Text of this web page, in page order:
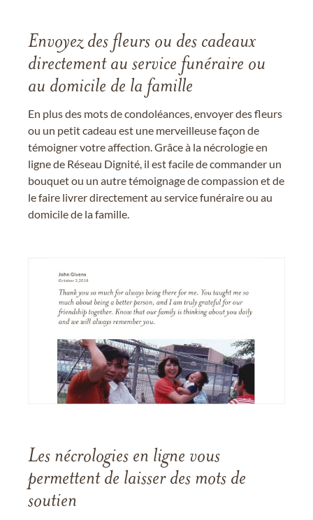
Envoyez des fleurs ou des cadeaux
directement au service funéraire ou
au domicile de la famille
En plus des mots de condoléances, envoyer des fleurs
ou un petit cadeau est une merveilleuse façon de
témoigner votre affection. Grâce à la nécrologie en
ligne de Réseau Dignité, il est facile de commander un
bouquet ou un autre témoignage de compassion et de
le faire livrer directement au service funéraire ou au
domicile de la famille.
Les nécrologies en ligne vous
permettent de laisser des mots de
soutien